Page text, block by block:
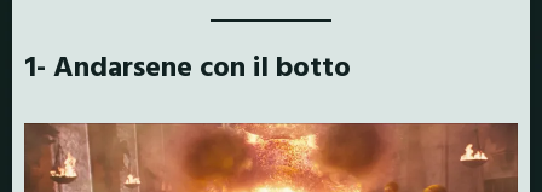
1- Andarsene con il botto